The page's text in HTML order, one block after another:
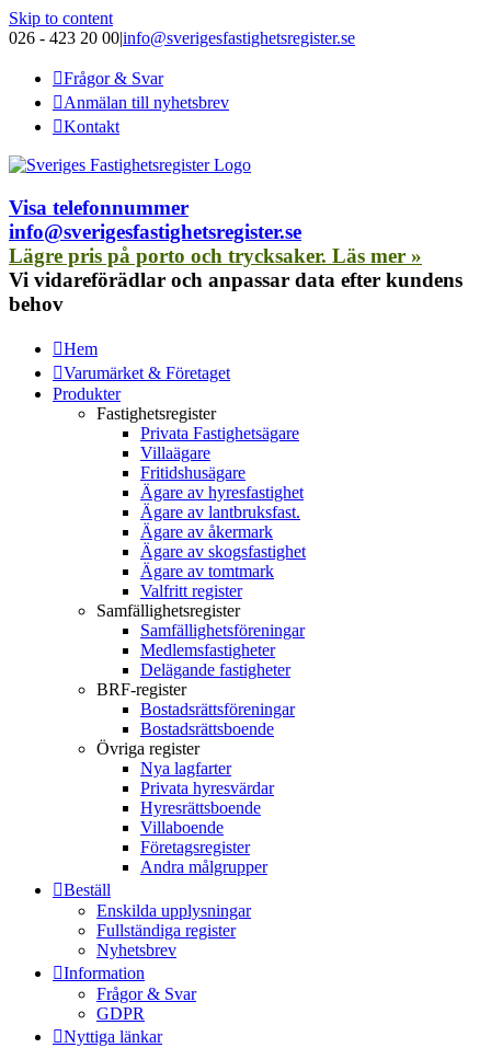
Skip to content
026 - 423 20 00|info@sverigesfastighetsregister.se
Frågor & Svar
Anmälan till nyhetsbrev
Kontakt
Visa telefonnummer
info@sverigesfastighetsregister.se
Lägre pris på porto och trycksaker. Läs mer »
Vi vidareförädlar och anpassar data efter kundens
behov
Hem
Varumärket & Företaget
Produkter
Fastighetsregister
Privata Fastighetsägare
Villaägare
Fritidshusägare
Ägare av hyresfastighet
Ägare av lantbruksfast.
Ägare av åkermark
Ägare av skogsfastighet
Ägare av tomtmark
Valfritt register
Samfällighetsregister
Samfällighetsföreningar
Medlemsfastigheter
Delägande fastigheter
BRF-register
Bostadsrättsföreningar
Bostadsrättsboende
Övriga register
Nya lagfarter
Privata hyresvärdar
Hyresrättsboende
Villaboende
Företagsregister
Andra målgrupper
Beställ
Enskilda upplysningar
Fullständiga register
Nyhetsbrev
Information
Frågor & Svar
GDPR
Nyttiga länkar